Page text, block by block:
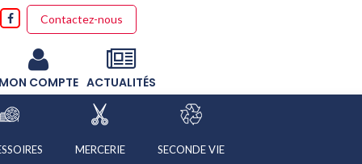
Contactez-nous
COMPTE ACTUALITÉS
MERCERIE SECONDE VIE